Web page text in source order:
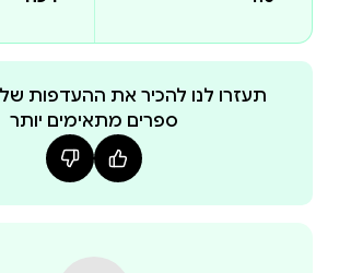
תעזרו לנו להכיר את ההעדפות
ספרים מתאימים יותר